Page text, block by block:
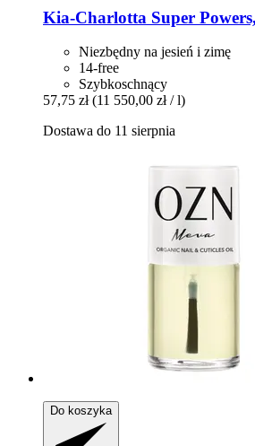
Kia-Charlotta Super
Niezbędny na jesień i zimę
14-free
Szybkoschnący
57,75 zł (11 550,00 zł / l)
Dostawa do 11 sierpnia
Do koszyka